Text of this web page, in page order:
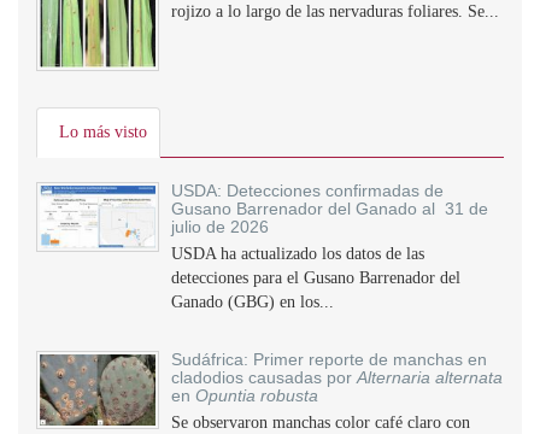
rojizo a lo largo de las nervaduras foliares. Se...
Lo más visto
USDA: Detecciones confirmadas de
Gusano Barrenador del Ganado al 31 de
julio de 2026
USDA ha actualizado los datos de las
detecciones para el Gusano Barrenador del
Ganado (GBG) en los...
Sudáfrica: Primer reporte de manchas en
cladodios causadas por Alternaria alternata
en Opuntia robusta
Se observaron manchas color café claro con